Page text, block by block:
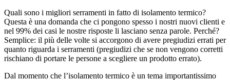
Quali sono i migliori serramenti in fatto di isolamento termico?
Questa è una domanda che ci pongono spesso i nostri nuovi clienti e
nel 99% dei casi le nostre risposte li lasciano senza parole. Perché?
Semplice: il più delle volte si accorgono di avere pregiudizi errati per
quanto riguarda i serramenti (pregiudizi che se non vengono corretti
rischiano di portare le persone a scegliere un prodotto errato).
Dal momento che l’isolamento termico è un tema importantissimo